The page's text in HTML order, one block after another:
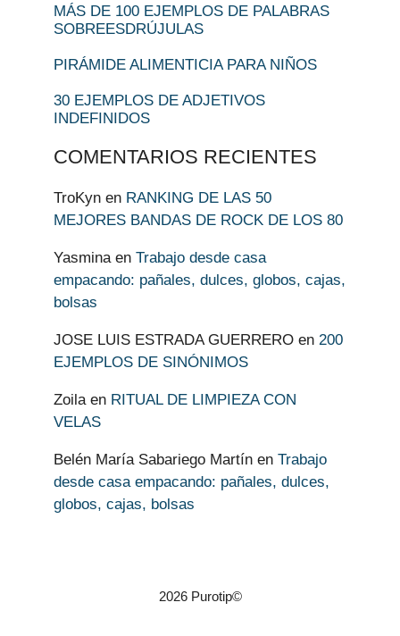
MÁS DE 100 EJEMPLOS DE PALABRAS
SOBREESDRÚJULAS
PIRÁMIDE ALIMENTICIA PARA NIÑOS
30 EJEMPLOS DE ADJETIVOS
INDEFINIDOS
COMENTARIOS RECIENTES
TroKyn en RANKING DE LAS 50
MEJORES BANDAS DE ROCK DE LOS 80
Yasminaen Trabajo desde casa
empacando: pañales, dulces, globos, cajas,
bolsas
JOSE LUIS ESTRADA GUERRERO en 200
EJEMPLOS DE SINÓNIMOS
Zoilaen RITUAL DE LIMPIEZA CON
VELAS
Belén María Sabariego Martín en Trabajo
desde casa empacando: pañales, dulces,
globos, cajas, bolsas
2026 Purotip©